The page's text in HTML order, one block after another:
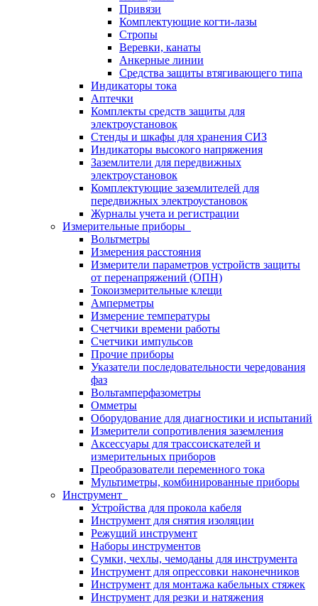
Привязи
Комплектующие когти-лазы
Стропы
Веревки, канаты
Анкерные линии
Средства защиты втягивающего типа
Индикаторы тока
Аптечки
Комплекты средств защиты для
электроустановок
Стенды и шкафы для хранения СИЗ
Индикаторы высокого напряжения
Заземлители для передвижных
электроустановок
Комплектующие заземлителей для
передвижных электроустановок
Журналы учета и регистрации
Измерительные приборы
Вольтметры
Измерения расстояния
Измерители параметров устройств защиты
от перенапряжений (ОПН)
Токоизмерительные клещи
Амперметры
Измерение температуры
Счетчики времени работы
Счетчики импульсов
Прочие приборы
Указатели последовательности чередования
фаз
Вольтамперфазометры
Омметры
Оборудование для диагностики и испытаний
Измерители сопротивления заземления
Аксессуары для трассоискателей и
измерительных приборов
Преобразователи переменного тока
Мультиметры, комбинированные приборы
Инструмент
Устройства для прокола кабеля
Инструмент для снятия изоляции
Режущий инструмент
Наборы инструментов
Сумки, чехлы, чемоданы для инструмента
Инструмент для опрессовки наконечников
Инструмент для монтажа кабельных стяжек
Инструмент для резки и натяжения